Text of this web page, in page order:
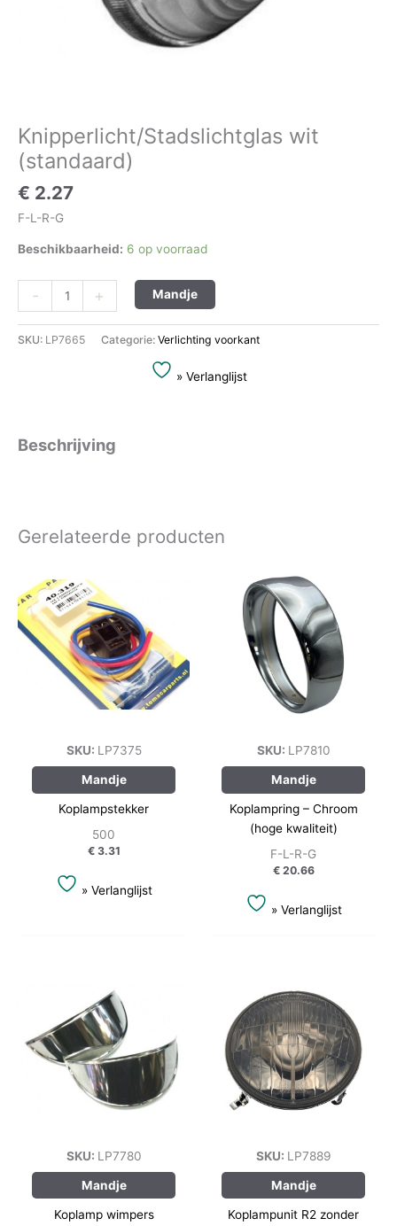
Knipperlicht/Stadslichtglas wit
(standaard)
€ 2.27
F-L-R-G
Beschikbaarheid: 6 op voorraad
- + Mandje
SKU: LP7665 Categorie: Verlichting voorkant
» Verlanglijst
Beschrijving
Gerelateerde producten
SKU: LP7375
Mandje
Koplampstekker
500
€3.31
» Verlanglijst
SKU: LP7810
Mandje
Koplampring – Chroom
(hoge kwaliteit)
F-L-R-G
€20.66
» Verlanglijst
SKU: LP7780
Mandje
Koplamp wimpers
SKU: LP7889
Mandje
Koplampunit R2 zonder